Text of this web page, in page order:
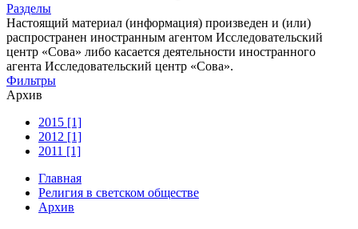
Разделы
Настоящий материал (информация) произведен и (или)
распространен иностранным агентом Исследовательский
центр «Сова» либо касается деятельности иностранного
агента Исследовательский центр «Сова».
Фильтры
Архив
2015 [1]
2012 [1]
2011 [1]
Главная
Религия в светском обществе
Архив